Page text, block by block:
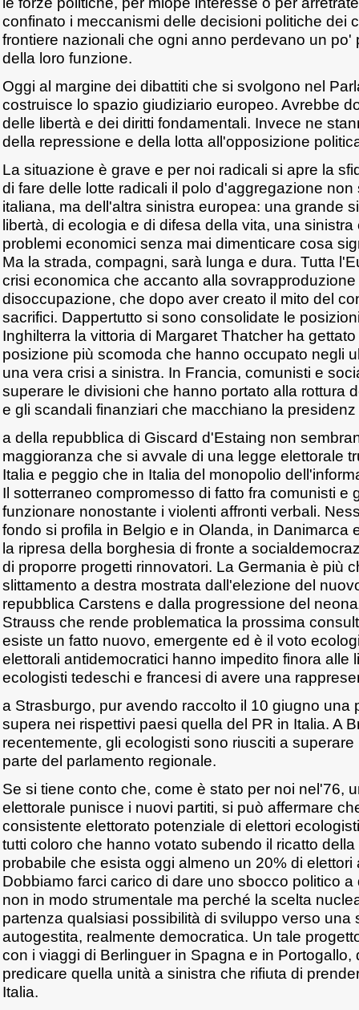
confinato i meccanismi delle decisioni politiche dei
frontiere nazionali che ogni anno perdevano un po'
della loro funzione.
Oggi al margine dei dibattiti che si svolgono nel
costruisce lo spazio giudiziario europeo. Avrebbe
delle libertà e dei diritti fondamentali. Invece ne
della repressione e della lotta all'opposizione
La situazione è grave e per noi radicali si apre la
di fare delle lotte radicali il polo d'aggregazione
italiana, ma dell'altra sinistra europea: una grande
libertà, di ecologia e di difesa della vita, una
problemi economici senza mai dimenticare cosa
Ma la strada, compagni, sarà lunga e dura. Tutta
crisi economica che accanto alla
disoccupazione, che dopo aver creato il mito del
sacrifici. Dappertutto si sono consolidate le
Inghilterra la vittoria di Margaret Thatcher ha
posizione più scomoda che hanno occupato negli
una vera crisi a sinistra. In Francia, comunisti e
superare le divisioni che hanno portato alla rottura
e gli scandali finanziari che macchiano la presidenz
a della repubblica di Giscard d'Estaing non
maggioranza che si avvale di una legge elettorale
Italia e peggio che in Italia del monopolio
Il sotterraneo compromesso di fatto fra comunisti e
funzionare nonostante i violenti affronti verbali.
fondo si profila in Belgio e in Olanda, in Danimarca
la ripresa della borghesia di fronte a
di proporre progetti rinnovatori. La Germania è più
slittamento a destra mostrata dall'elezione del
repubblica Carstens e dalla progressione del
Strauss che rende problematica la prossima
esiste un fatto nuovo, emergente ed è il voto
elettorali antidemocratici hanno impedito finora alle
ecologisti tedeschi e francesi di avere una
a Strasburgo, pur avendo raccolto il 10 giugno una
supera nei rispettivi paesi quella del PR in Italia. A
recentemente, gli ecologisti sono riusciti a
parte del parlamento regionale.
Se si tiene conto che, come è stato per noi nel'76,
elettorale punisce i nuovi partiti, si può affermare
consistente elettorato potenziale di elettori
tutti coloro che hanno votato subendo il ricatto
probabile che esista oggi almeno un 20% di
Dobbiamo farci carico di dare uno sbocco politico
non in modo strumentale ma perché la scelta
partenza qualsiasi possibilità di sviluppo verso una
autogestita, realmente democratica. Un tale
con i viaggi di Berlinguer in Spagna e in Portogallo,
predicare quella unità a sinistra che rifiuta di
Italia.